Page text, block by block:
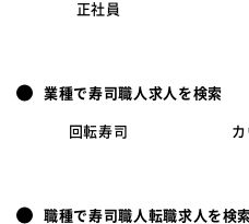
正社員
業種で寿司職人求人を検索
回転寿司
職種で寿司職人転職求人を検